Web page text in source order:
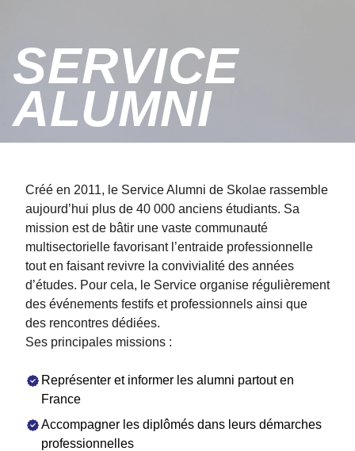
SERVICE
ALUMNI
Créé en 2011, le Service Alumni de Skolae rassemble
aujourd’hui plus de 40 000 anciens étudiants. Sa
mission est de bâtir une vaste communauté
multisectorielle favorisant l’entraide professionnelle
tout en faisant revivre la convivialité des années
d’études. Pour cela, le Service organise régulièrement
des événements festifs et professionnels ainsi que
des rencontres dédiées.
Ses principales missions :
Représenter et informer les alumni partout en
France
Accompagner les diplômés dans leurs démarches
professionnelles